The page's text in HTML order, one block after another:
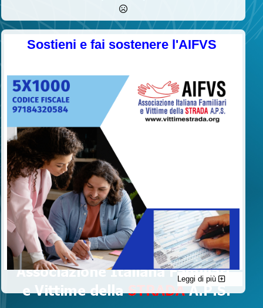
Sostieni e fai sostenere l'AIFVS
C'è un modo di contribuire alle attività dell’A.I.F.V.S. a favore
delle vittime della strada e per dare giustizia ai superstiti ed ai
Leggi di più